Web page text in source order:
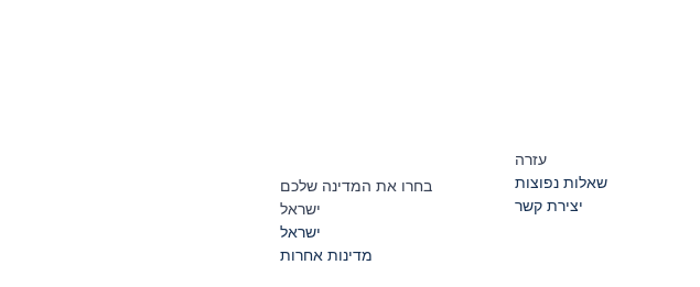
עזרה
שאלות נפוצות
יצירת קשר
בחרו את המדינה שלכם
ישראל
ישראל
מדינות אחרות